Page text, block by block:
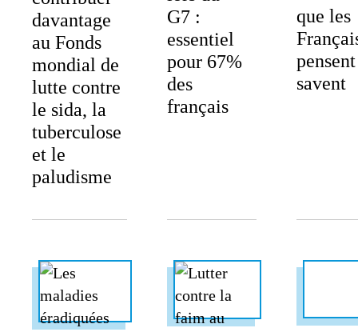
davantage
au Fonds
mondial de
lutte contre
le sida, la
tuberculose
et le
paludisme
G7 :
essentiel
pour 67%
des
français
que les
savent